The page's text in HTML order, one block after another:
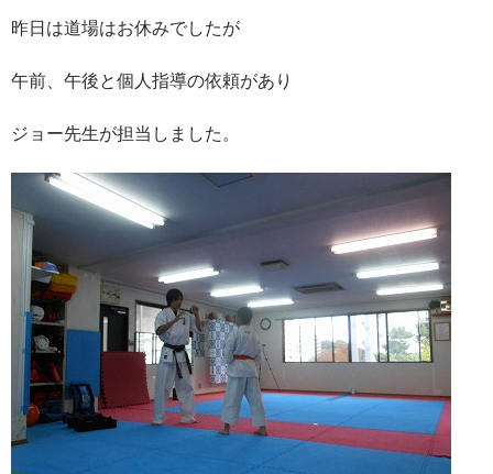
昨日は道場はお休みでしたが
午前、午後と個人指導の依頼があり
ジョー先生が担当しました。